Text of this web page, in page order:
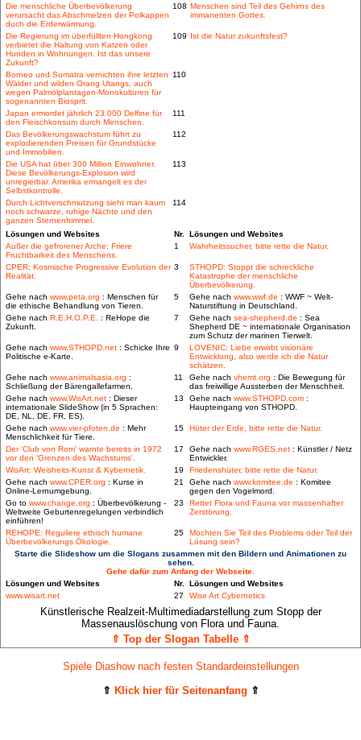
Die menschliche Überbevölkerung
verursacht das Abschmelzen der Polkappen
duch die Erderwärmung.
108 Menschen sind Teil des Gehirns des
immanenten Gottes.
Die Regierung im überfüllten Hongkong
verbietet die Haltung von Katzen oder
Hunden in Wohnungen. Ist das unsere
Zukunft?
109 Ist die Natur zukunftsfest?
Borneo und Sumatra vernichten ihre letzten
Wälder und wilden Orang Utangs, auch
wegen Palmölplantagen-Monokulturen für
sogenannten Biosprit.
110
Japan ermordet jährlich 23.000 Delfine für
den Fleischkonsum durch Menschen.
111
Das Bevölkerungswachstum führt zu
explodierenden Preisen für Grundstücke
und Immobilien.
112
Die USA hat über 300 Million Einwohner.
Diese Bevölkerungs-Explosion wird
unregierbar. Amerika ermangelt es der
Selbstkontrolle.
113
Durch Lichtverschmutzung sieht man kaum
noch schwarze, ruhige Nächte und den
ganzen Sternenhimmel.
114
Lösungen und Websites Nr. Lösungen und Websites
Außer die gefrorener Arche: Friere
Fruchtbarkeit des Menschens.
1 Wahrheitssucher, bitte rette die Natur.
CPER: Kosmische Progressive Evolution der
Realität.
3
STHOPD: Stoppt die schreckliche
Katastrophe der menschliche
Überbevölkerung.
Gehe nach www.peta.org : Menschen für
die ethische Behandlung von Tieren.
5 Gehe nach www.wwf.de : WWF ~ Welt-
Naturstiftung in Deutschland.
Gehe nach R.E.H.O.P.E. : ReHope die
Zukunft.
7 Gehe nach sea-shepherd.de : Sea
Shepherd DE ~ internationale Organisation
zum Schutz der marinen Tierwelt.
Gehe nach www.STHOPD.net : Schicke Ihre
Politische e-Karte.
9
LOVENIC: Liebe erwirbt visionäre
Entwicklung, also werde ich die Natur
schätzen.
Gehe nach www.animalsasia.org :
Schließung der Bärengallefarmen.
11 Gehe nach vhemt.org : Die Bewegung für
das freiwillige Aussterben der Menschheit.
Gehe nach www.WisArt.net : Dieser
internationale SlideShow (in 5 Sprachen:
DE, NL, DE, FR, ES).
13 Gehe nach www.STHOPD.com :
Haupteingang von STHOPD.
Gehe nach www.vier-pfoten.de : Mehr
Menschlichkeit für Tiere.
15 Hüter der Erde, bitte rette die Natur.
Der 'Club von Rom' warnte bereits in 1972
vor den 'Grenzen des Wachstums'.
17 Gehe nach www.RGES.net : Künstler / Netz
Entwickler.
WisArt: Weisheits-Kunst & Kybernetik.
19
Friedenshüter, bitte rette die Natur.
Gehe nach www.CPER.org : Kurse in
Online-Lernumgebung.
21 Gehe nach www.komitee.de : Komitee
gegen den Vogelmord.
Go to www.change.org : Überbevölkerung -
Weltweite Geburtenregelungen verbindlich
einführen!
23
Rettet Flora und Fauna vor massenhafter
Zerstörung.
REHOPE: Reguliere ethisch humane
Überbevölkerungs Ökologie.
25
Möchten Sie Teil des Problems oder Teil der
Lösung sein?
Starte die Slideshow um die Slogans zusammen mit den Bildern und Animationen zu
sehen.
Gehe dafür zum Anfang der Webseite.
Lösungen und Websites
Nr. Lösungen und Websites
www.wisart.net
27 Wise Art Cybernetics
Künstlerische Realzeit-Multimediadarstellung zum Stopp der
Massenauslöschung von Flora und Fauna.
⇑ Top der Slogan Tabelle ⇑
Spiele Diashow nach festen Standardeinstellungen
⇑ Klick hier für Seitenanfang ⇑